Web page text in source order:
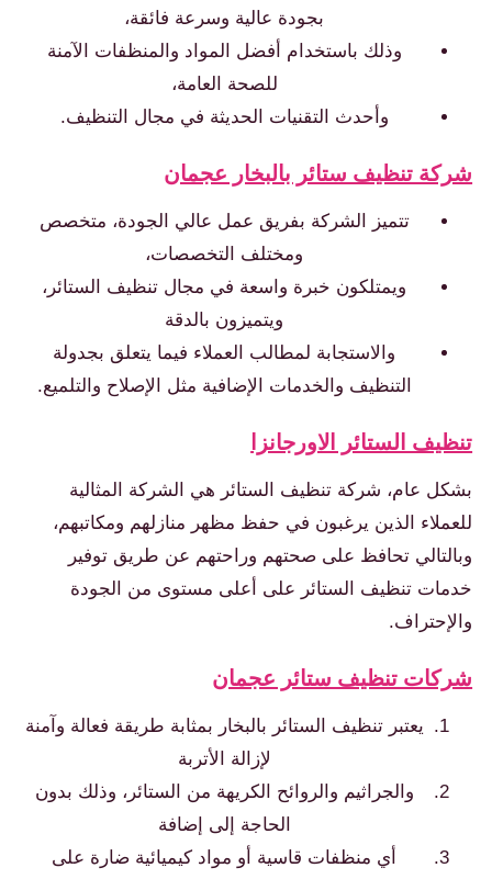
بجودة عالية وسرعة فائقة،
وذلك باستخدام أفضل المواد والمنظفات الآمنة
للصحة العامة،
وأحدث التقنيات الحديثة في مجال التنظيف.
شركة تنظيف ستائر بالبخار عجمان
تتميز الشركة بفريق عمل عالي الجودة، متخصص
ومختلف التخصصات،
ويمتلكون خبرة واسعة في مجال تنظيف الستائر،
ويتميزون بالدقة
والاستجابة لمطالب العملاء فيما يتعلق بجدولة
التنظيف والخدمات الإضافية مثل الإصلاح والتلميع.
تنظيف الستائر الاورجانزا
بشكل عام، شركة تنظيف الستائر هي الشركة المثالية
للعملاء الذين يرغبون في حفظ مظهر منازلهم ومكاتبهم،
وبالتالي تحافظ على صحتهم وراحتهم عن طريق توفير
خدمات تنظيف الستائر على أعلى مستوى من الجودة
والإحتراف.
شركات تنظيف ستائر عجمان
يعتبر تنظيف الستائر بالبخار بمثابة طريقة فعالة وآمنة
لإزالة الأتربة
والجراثيم والروائح الكريهة من الستائر، وذلك بدون
الحاجة إلى إضافة
أي منظفات قاسية أو مواد كيميائية ضارة على